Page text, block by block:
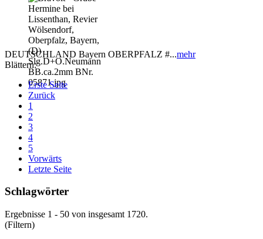
DEUTSCHLAND Bayern OBERPFALZ #...mehr
Blättern:
Erste Seite
Zurück
1
2
3
4
5
Vorwärts
Letzte Seite
Schlagwörter
Ergebnisse 1 - 50 von insgesamt 1720.
(Filtern)